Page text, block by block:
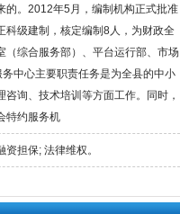
的。2012年5月，编制机构正式批准
科级建制，核定编制8人，为财政全
（综合服务部）、平台运行部、市场
中心主要职责任务是为全县的中小
询、技术培训等方面工作。同时，
特约服务机
担保; 法律维权。